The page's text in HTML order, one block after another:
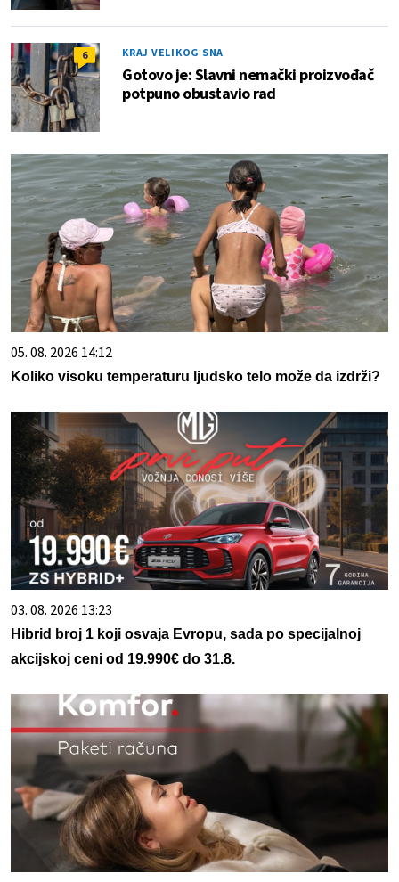
6 KRAJ VELIKOG SNA
Gotovo je: Slavni nemački proizvođač
potpuno obustavio rad
05. 08. 2026 14:12
Koliko visoku temperaturu ljudsko telo može da izdrži?
03. 08. 2026 13:23
Hibrid broj 1 koji osvaja Evropu, sada po specijalnoj
akcijskoj ceni od 19.990€ do 31.8.